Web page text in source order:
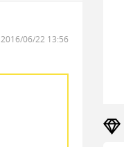
2016/06/22 13:56